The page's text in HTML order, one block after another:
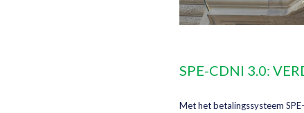
SPE-CDNI 3.0:
Met het betalingssysteem